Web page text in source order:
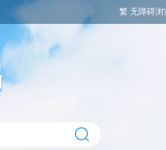
繁 无障碍浏